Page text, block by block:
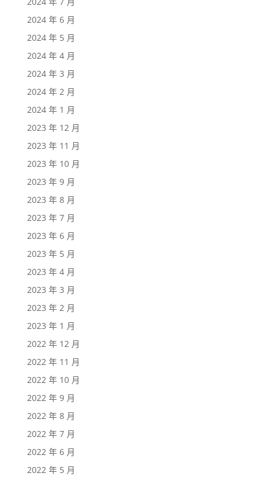
2024 年 6 月
2024 年 5 月
2024 年 4 月
2024 年 3 月
2024 年 2 月
2024 年 1 月
2023 年 12 月
2023 年 11 月
2023 年 10 月
2023 年 9 月
2023 年 8 月
2023 年 7 月
2023 年 6 月
2023 年 5 月
2023 年 4 月
2023 年 3 月
2023 年 2 月
2023 年 1 月
2022 年 12 月
2022 年 11 月
2022 年 10 月
2022 年 9 月
2022 年 8 月
2022 年 7 月
2022 年 6 月
2022 年 5 月